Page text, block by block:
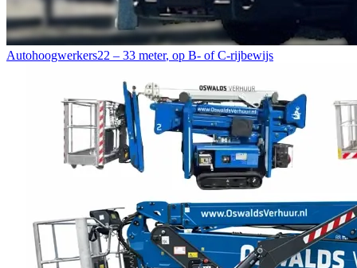
Autohoogwerkers22 – 33 meter, op B- of C-rijbewijs